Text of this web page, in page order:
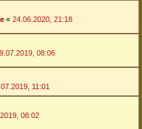
« 24.06.2020, 21:18
08:06
11:01
08:02